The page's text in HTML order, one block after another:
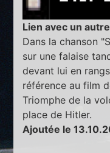
Lien avec un
Dans la chanson
sur une falaise
devant lui en
référence au film
Triomphe de la
place de Hitler.
Ajoutée le